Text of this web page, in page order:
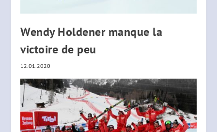
Wendy Holdener manque la
victoire de peu
12.01.2020